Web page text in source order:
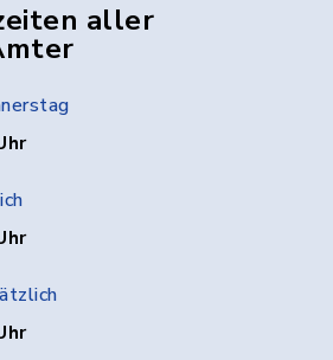
aller